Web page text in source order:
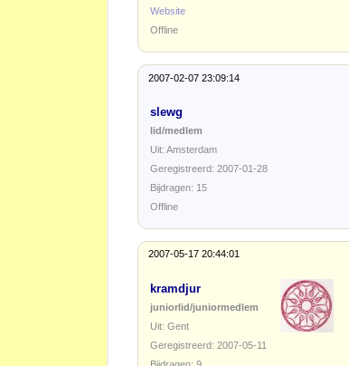
Website
Offline
2007-02-07 23:09:14
slewg
lid/medlem
Uit: Amsterdam
Geregistreerd: 2007-01-28
Bijdragen: 15
Offline
2007-05-17 20:44:01
kramdjur
juniorlid/juniormedlem
Uit: Gent
Geregistreerd: 2007-05-11